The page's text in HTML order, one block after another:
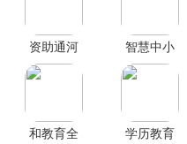
资助通河
南app下载
智慧中小
学国家中
小学智慧
免费网课
软件下载
和教育全
学历教育